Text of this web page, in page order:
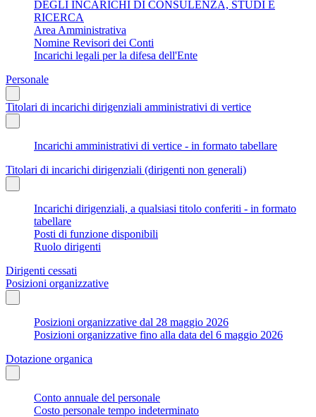
DEGLI INCARICHI DI CONSULENZA, STUDI E
RICERCA
Area Amministrativa
Nomine Revisori dei Conti
Incarichi legali per la difesa dell'Ente
Personale
Titolari di incarichi dirigenziali amministrativi di vertice
Incarichi amministrativi di vertice - in formato tabellare
Titolari di incarichi dirigenziali (dirigenti non generali)
Incarichi dirigenziali, a qualsiasi titolo conferiti - in formato
tabellare
Posti di funzione disponibili
Ruolo dirigenti
Dirigenti cessati
Posizioni organizzative
Posizioni organizzative dal 28 maggio 2026
Posizioni organizzative fino alla data del 6 maggio 2026
Dotazione organica
Conto annuale del personale
Costo personale tempo indeterminato